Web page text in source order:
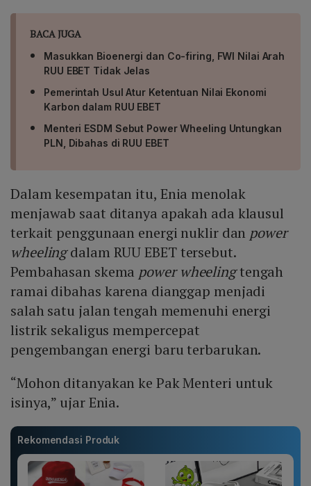
BACA JUGA
Masukkan Bioenergi dan Co-firing, FWI Nilai Arah
RUU EBET Tidak Jelas
Pemerintah Usul Atur Ketentuan Nilai Ekonomi
Karbon dalam RUU EBET
Menteri ESDM Sebut Power Wheeling Untungkan
PLN, Dibahas di RUU EBET
Dalam kesempatan itu, Enia menolak
menjawab saat ditanya apakah ada klausul
terkait penggunaan energi nuklir dan power
wheelingdalam RUU EBET tersebut.
Pembahasan skema power wheelingtengah
ramai dibahas karena dianggap menjadi
salah satu jalan tengah memenuhi energi
listrik sekaligus mempercepat
pengembangan energi baru terbarukan.
“Mohon ditanyakan ke Pak Menteri untuk
isinya,” ujar Enia.
Rekomendasi Produk